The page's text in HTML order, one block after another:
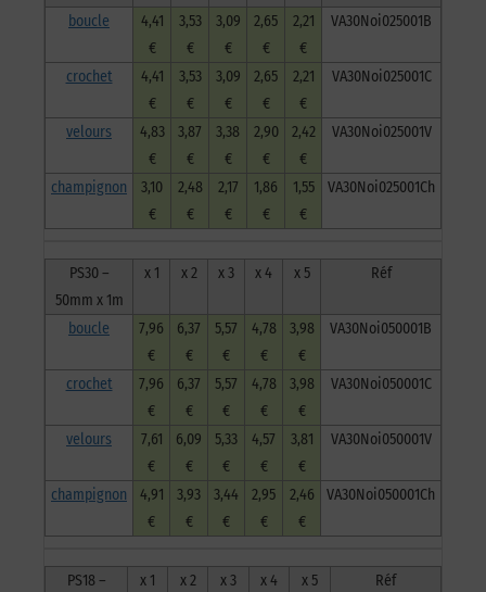
boucle
4,41
€
3,53
€
3,09
€
2,65
€
2,21
€
VA30Noi025001B
crochet
4,41
€
3,53
€
3,09
€
2,65
€
2,21
€
VA30Noi025001C
velours
4,83
€
3,87
€
3,38
€
2,90
€
2,42
€
VA30Noi025001V
champignon
3,10
€
2,48
€
2,17
€
1,86
€
1,55
€
VA30Noi025001Ch
PS30 –
50mm x 1m
x 1 x 2 x 3 x 4 x 5 Réf
boucle
7,96
€
6,37
€
5,57
€
4,78
€
3,98
€
VA30Noi050001B
crochet
7,96
€
6,37
€
5,57
€
4,78
€
3,98
€
VA30Noi050001C
velours
7,61
€
6,09
€
5,33
€
4,57
€
3,81
€
VA30Noi050001V
champignon
4,91
€
3,93
€
3,44
€
2,95
€
2,46
€
VA30Noi050001Ch
PS18 –
x 1 x 2 x 3 x 4 x 5 Réf